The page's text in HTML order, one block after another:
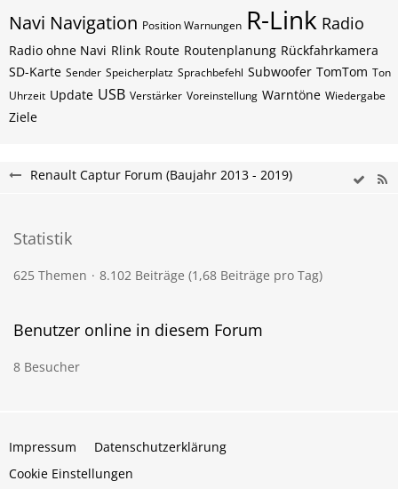
Navi Navigation Position Warnungen R-Link Radio
Radio ohne Navi Rlink Route Routenplanung Rückfahrkamera
SD-Karte Sender Speicherplatz Sprachbefehl Subwoofer TomTom Ton
Uhrzeit Update USB Verstärker Voreinstellung Warntöne Wiedergabe
Ziele
Renault Captur Forum (Baujahr 2013 - 2019)
Statistik
625 Themen 8.102 Beiträge (1,68 Beiträge pro Tag)
Benutzer online in diesem Forum
8 Besucher
Impressum
Datenschutzerklärung
Cookie Einstellungen